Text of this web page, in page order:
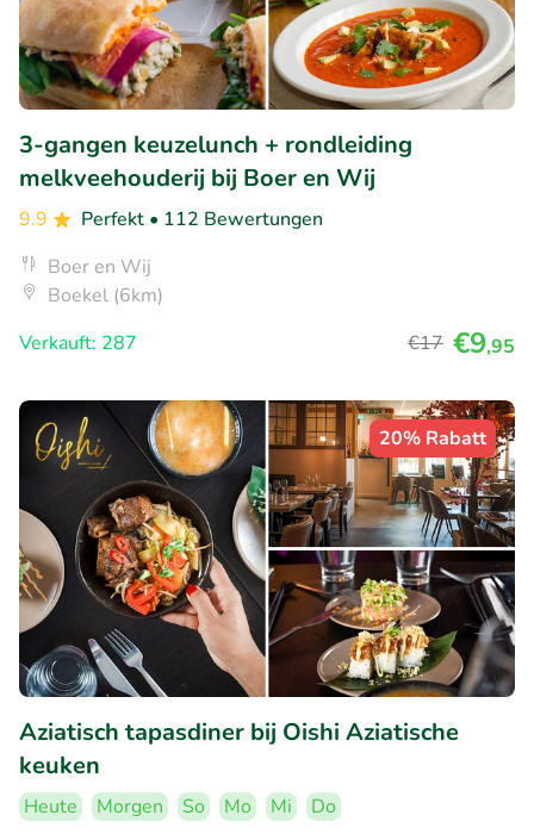
3-gangen keuzelunch + rondleiding
melkveehouderij bij Boer en Wij
9.9 Perfekt • 112 Bewertungen
Boer en Wij
Boekel (6km)
Verkauft: 287
€17 €9,95
20% Rabatt
Aziatisch tapasdiner bij Oishi Aziatische
keuken
Heute Morgen So Mo Mi
Do